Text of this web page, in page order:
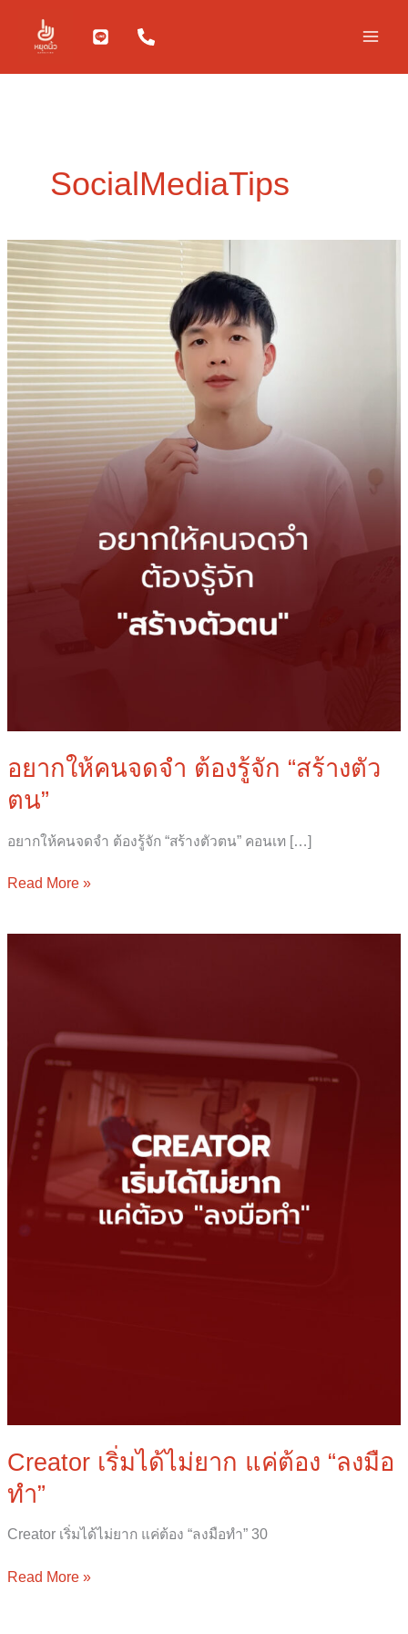
content
SocialMediaTips
อยากให้คนจดจำ ต้องรู้จัก “สร้างตัว
ตน”
อยากให้คนจดจำ ต้องรู้จัก “สร้างตัวตน” คอนเท […]
อยาก
ให้
คน
จดจำ
ต้อง
รู้จัก
“สร้าง
ตัว
ตน”
Read More »
Creator เริ่มได้ไม่ยาก แค่ต้อง “ลงมือ
ทำ”
Creator เริ่มได้ไม่ยาก แค่ต้อง “ลงมือทำ” 30
ต้อง
“ลงมือ
ทำ”
Read More »